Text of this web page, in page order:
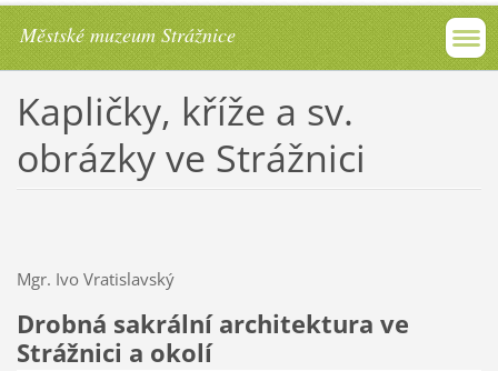
Městské muzeum Strážnice
Kapličky, kříže a sv.
obrázky ve Strážnici
Mgr. Ivo Vratislavský
Drobná sakrální architektura ve
Strážnici a okolí